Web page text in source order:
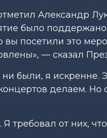
Александр
было
вы посетили это
— сказал
были, я искренне.
делаем. Но
Я требовал от них,